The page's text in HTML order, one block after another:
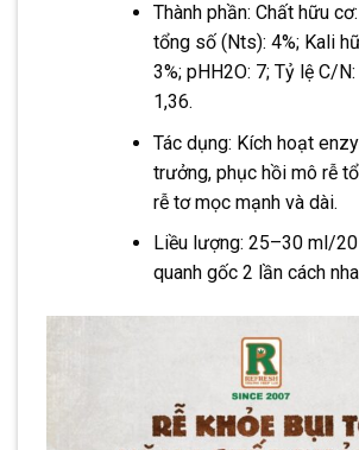
Thành phần: Chất hữu
tổng số (Nts): 4%; Kali
3%; pHH2O: 7; Tỷ lệ C/
1,36.
Tác dụng: Kích hoạt
trưởng, phục hồi mô rễ
rễ tơ mọc mạnh và dài.
Liều lượng: 25–30 ml/
quanh gốc 2 lần cách